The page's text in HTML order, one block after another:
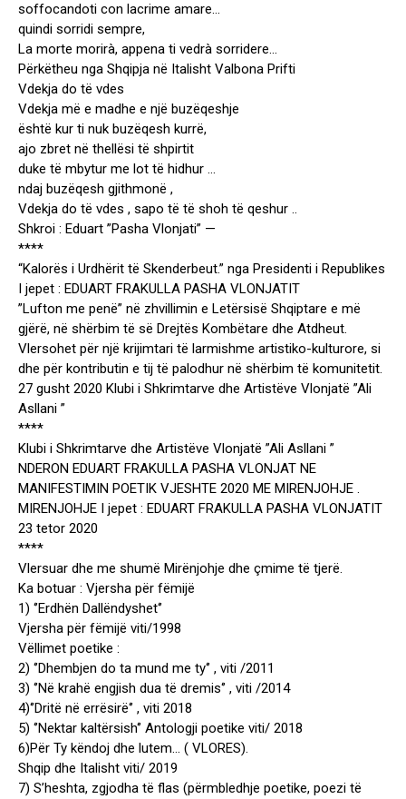
soffocandoti con lacrime amare…
quindi sorridi sempre,
La morte morirà, appena ti vedrà sorridere…
Përkëtheu nga Shqipja në Italisht Valbona Prifti
Vdekja do të vdes
Vdekja më e madhe e një buzëqeshje
është kur ti nuk buzëqesh kurrë,
ajo zbret në thellësi të shpirtit
duke të mbytur me lot të hidhur …
ndaj buzëqesh gjithmonë ,
Vdekja do të vdes , sapo të të shoh të qeshur ..
Shkroi : Eduart ”Pasha Vlonjati” —
****
“Kalorës i Urdhërit të Skenderbeut.” nga Presidenti i Republikes
I jepet : EDUART FRAKULLA PASHA VLONJATIT
”Lufton me penë” në zhvillimin e Letërsisë Shqiptare e më
gjërë, në shërbim të së Drejtës Kombëtare dhe Atdheut.
Vlersohet për një krijimtari të larmishme artistiko-kulturore, si
dhe për kontributin e tij të palodhur në shërbim të komunitetit.
27 gusht 2020 Klubi i Shkrimtarve dhe Artistëve Vlonjatë ”Ali
Asllani ”
****
Klubi i Shkrimtarve dhe Artistëve Vlonjatë ”Ali Asllani ”
NDERON EDUART FRAKULLA PASHA VLONJAT NE
MANIFESTIMIN POETIK VJESHTE 2020 ME MIRENJOHJE .
MIRENJOHJE I jepet : EDUART FRAKULLA PASHA VLONJATIT
23 tetor 2020
****
Vlersuar dhe me shumë Mirënjohje dhe çmime të tjerë.
Ka botuar : Vjersha për fëmijë
1) ‘’Erdhën Dallëndyshet‘’
Vjersha për fëmijë viti/1998
Vëllimet poetike :
2) ‘’Dhembjen do ta mund me ty‘’ , viti /2011
3) ‘’Në krahë engjish dua të dremis‘’ , viti /2014
4)‘’Dritë në errësirë‘’ , viti 2018
5) ‘’Nektar kaltërsish‘’ Antologji poetike viti/ 2018
6)Për Ty këndoj dhe lutem… ( VLORES).
Shqip dhe Italisht viti/ 2019
7) S’heshta, zgjodha të flas (përmbledhje poetike, poezi të